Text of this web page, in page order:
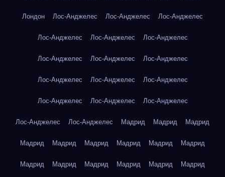
Лондон Лос-Анджелес Лос-Анджелес Лос-Анджелес
Лос-Анджелес Лос-Анджелес Лос-Анджелес
Лос-Анджелес Лос-Анджелес Лос-Анджелес
Лос-Анджелес Лос-Анджелес Лос-Анджелес
Лос-Анджелес Лос-Анджелес Лос-Анджелес
Лос-Анджелес Лос-Анджелес Мадрид Мадрид Мадрид
Мадрид Мадрид Мадрид Мадрид Мадрид Мадрид
Мадрид Мадрид Мадрид Мадрид Мадрид Мадрид